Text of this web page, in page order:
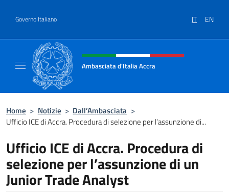
Governo Italiano IT EN
Intestazione sito, social e menù
Ambasciata d'Italia Accra
Home > Notizie > Dall’Ambasciata >
Ufficio ICE di Accra. Procedura di selezione per l’assunzione di...
Ufficio ICE di Accra. Procedura di
selezione per l’assunzione di un
Junior Trade Analyst